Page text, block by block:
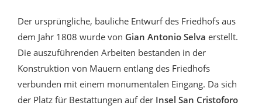
Der ursprüngliche, bauliche Entwurf des Friedhofs aus
dem Jahr 1808 wurde von Gian Antonio Selva erstellt.
Die auszuführenden Arbeiten bestanden in der
Konstruktion von Mauern entlang des Friedhofs
verbunden mit einem monumentalen Eingang. Da sich
der Platz für Bestattungen auf der Insel San Cristoforo